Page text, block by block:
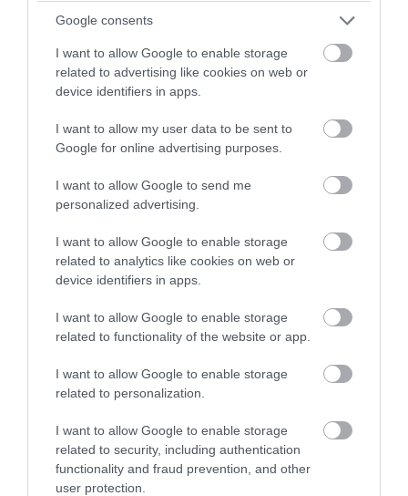
Google consents
I want to allow Google to enable storage
related to advertising like cookies on web or
device identifiers in apps.
I want to allow my user data to be sent to
Google for online advertising purposes.
I want to allow Google to send me
personalized advertising.
I want to allow Google to enable storage
related to analytics like cookies on web or
device identifiers in apps.
I want to allow Google to enable storage
related to functionality of the website or app.
I want to allow Google to enable storage
related to personalization.
I want to allow Google to enable storage
related to security, including authentication
functionality and fraud prevention, and other
user protection.